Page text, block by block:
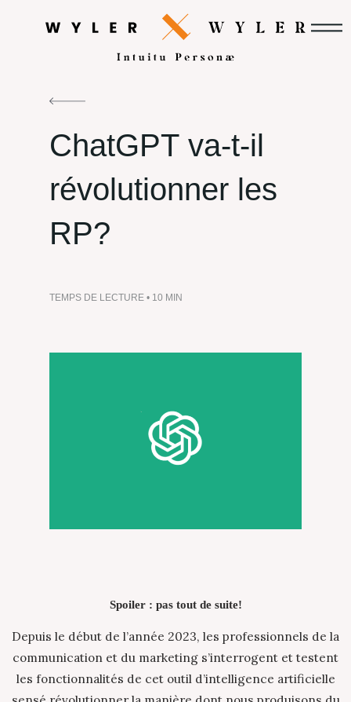
ChatGPT va-t-il
révolutionner les
RP?
TEMPS DE LECTURE • 10 MIN
Spoiler : pas tout de suite!
Depuis le début de l’année 2023, les professionnels de la
communication et du marketing s’interrogent et testent
les fonctionnalités de cet outil d’intelligence artificielle